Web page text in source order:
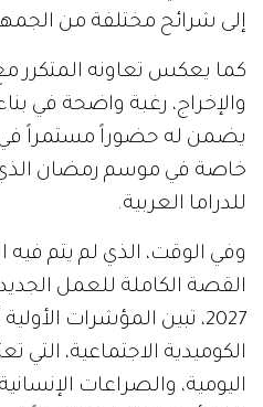
إلى شرائح مختلفة من
كما يعكس تعاونه المتكرر
والإخراج، رغبة واضحة في
يضمن له حضوراً مستمراً
خاصة في موسم رمضان الذي
للدراما العربية.
وفي الوقت، الذي لم يتم فيه
القصة الكاملة للعمل
2027، تبين المؤشرات
الكوميدية الاجتماعية، التي
اليومية، والصراعات